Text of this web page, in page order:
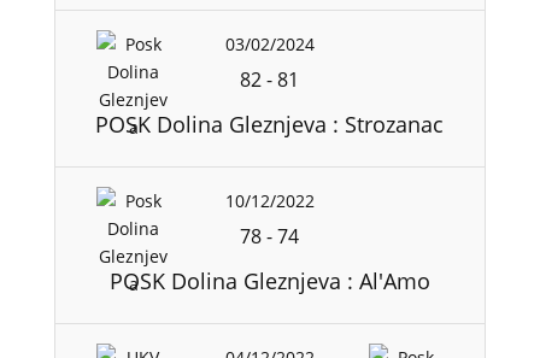
03/02/2024
82-81
POSK Dolina Gleznjeva : Strozanac
10/12/2022
78-74
POSK Dolina Gleznjeva : Al'Amo